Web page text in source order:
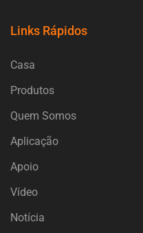
Links Rápidos
Casa
Produtos
Quem Somos
Aplicação
Apoio
Vídeo
Notícia